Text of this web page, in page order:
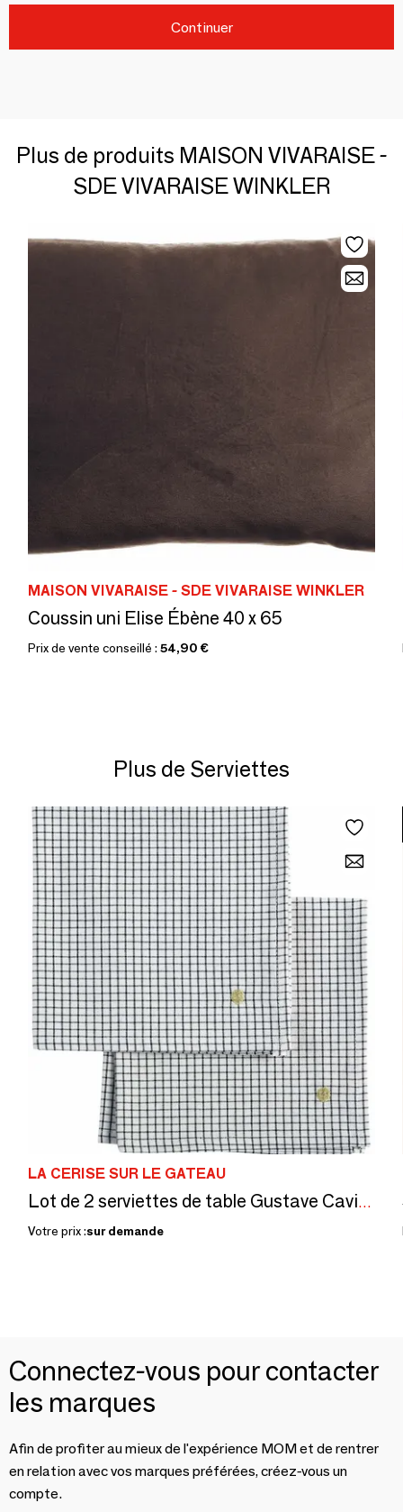
Continuer
Plus de produits MAISON VIVARAISE -
SDE VIVARAISE WINKLER
MAISON VIVARAISE - SDE VIVARAISE WINKLER
Coussin uni Elise Ébène 40 x 65
Prix de vente conseillé : 54,90 €
Plus de Serviettes
LA CERISE SUR LE GATEAU
Lot de 2 serviettes de table Gustave Caviar 40 x 40
Votre prix :sur demande
Connectez-vous pour contacter
les marques
Afin de profiter au mieux de l'expérience MOM et de rentrer
en relation avec vos marques préférées, créez-vous un
compte.